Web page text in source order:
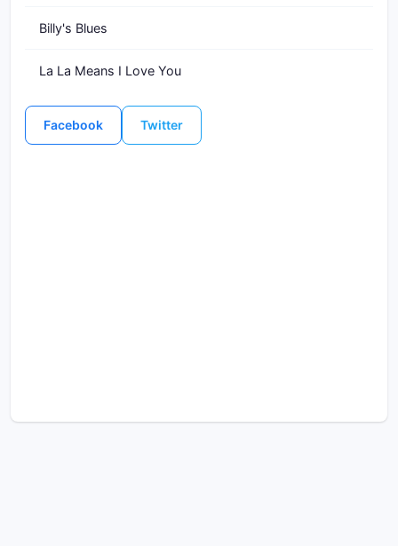
Billy's Blues
La La Means I Love You
Facebook Twitter